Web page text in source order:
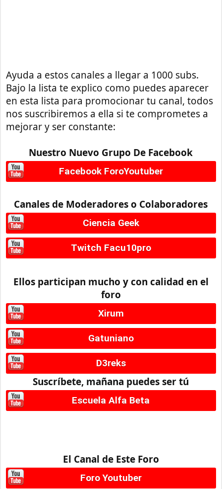
Ayuda a estos canales a llegar a 1000 subs.
Bajo la lista te explico como puedes aparecer
en esta lista para promocionar tu canal, todos
nos suscribiremos a ella si te comprometes a
mejorar y ser constante:
Nuestro Nuevo Grupo De Facebook
Facebook ForoYoutuber
Canales de Moderadores o Colaboradores
Ciencia Geek
Twitch Facu10pro
Ellos participan mucho y con calidad en el
foro
Xirum
Gatuniano
D3reks
Suscríbete, mañana puedes ser tú
Escuela Alfa Beta
El Canal de Este Foro
Foro Youtuber